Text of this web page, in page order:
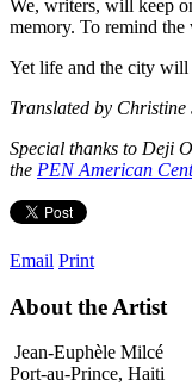
We, writers, will keep
memory. To remind
Yet life and the city will
Translated by
Special thanks to Deji
the PEN American
Email Print
About the Artist
Jean-Euphèle Milcé
Port-au-Prince, Haiti